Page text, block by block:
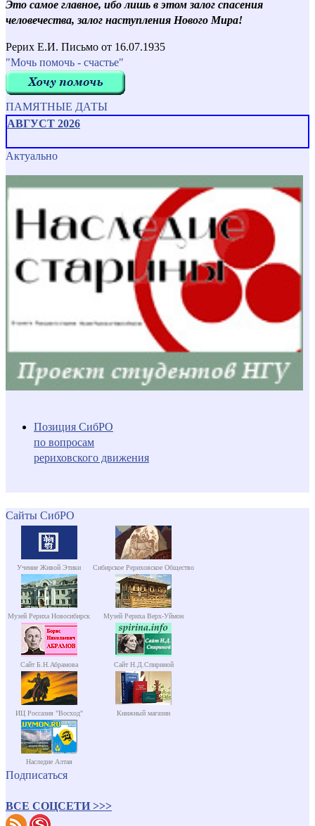
Это самое главное, ибо лишь в этом залог спасения
человечества, залог наступления Нового Мира!
Рерих Е.И. Письмо от 16.07.1935
"Мочь помочь - счастье"
ПАМЯТНЫЕ ДАТЫ
АВГУСТ 2026
Актуально
Позиция СибРО
по вопросам
рериховского движения
Сайты СибРО
Учение Живой Этики Сибирское Рериховское Общество
Музей Рериха Новосибирск Музей Рериха Верх-Уймон
Сайт Б.Н.Абрамова Сайт Н.Д.Спириной
ИЦ Россазия "Восход" Книжный магазин
Наследие Алтая
Подписаться
ВСЕ СОЦСЕТИ >>>